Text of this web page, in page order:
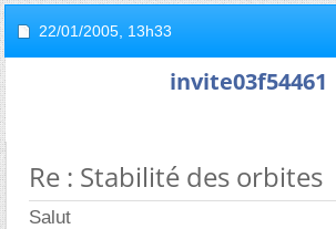
22/01/2005, 13h33
invite03f54461
Re : Stabilité des orbites
Salut